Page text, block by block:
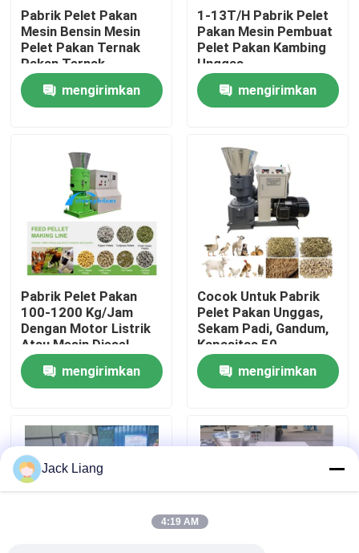
Rumah
Tampilan VR
Tentang kita
Wisata pabrik
Kontrol kualitas
Hubungi kami
Quote request suatu
Mesin Pabrik Pelet
Pabrik Pelet Pakan
Mesin Bensin Mesin
Pelet Pakan Ternak
Pakan Ternak
mengirimkan
1-13T/H Pabrik Pelet
Pakan Mesin Pembuat
Pelet Pakan Kambing
Unggas
mengirimkan
Pabrik Pelet Pakan
100-1200 Kg/Jam
Dengan Motor Listrik
Atau Mesin Diesel
mengirimkan
Cocok Untuk Pabrik
Pelet Pakan Unggas,
Sekam Padi, Gandum,
Kapasitas 50-
1200kg/Jam
mengirimkan
Jack Liang
4:19 AM